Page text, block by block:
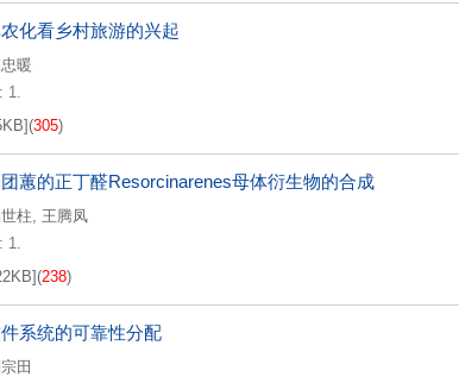
化看乡村旅游的兴起
暖
1.
](305)
蕙的正丁醛Resorcinarenes母体衍生物的合成
柱, 王腾凤
1.
](238)
系统的可靠性分配
田